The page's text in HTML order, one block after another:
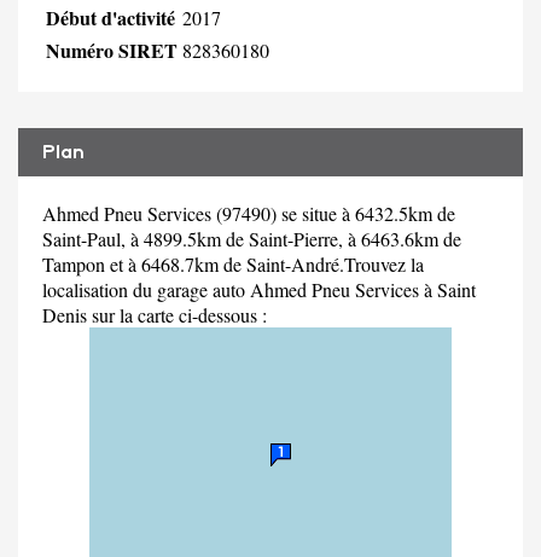
Début d'activité 2017
Numéro SIRET 828360180
Plan
Ahmed Pneu Services (97490) se situe à 6432.5km de
Saint-Paul, à 4899.5km de Saint-Pierre, à 6463.6km de
Tampon et à 6468.7km de Saint-André.Trouvez la
localisation du garage auto Ahmed Pneu Services à Saint
Denis sur la carte ci-dessous :